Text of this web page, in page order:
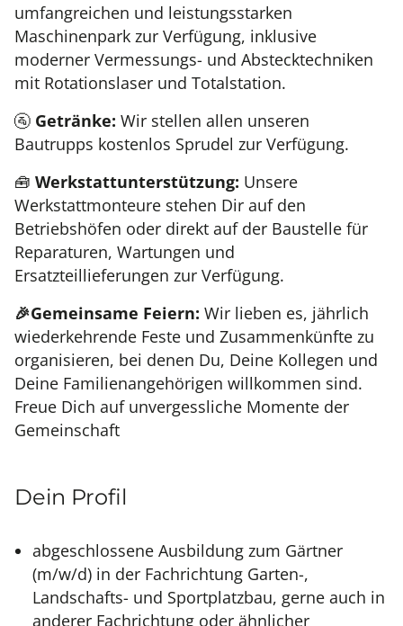
umfangreichen und leistungsstarken
Maschinenpark zur Verfügung, inklusive
moderner Vermessungs- und Abstecktechniken
mit Rotationslaser und Totalstation.
🚰 Getränke: Wir stellen allen unseren
Bautrupps kostenlos Sprudel zur Verfügung.
🧰 Werkstattunterstützung: Unsere
Werkstattmonteure stehen Dir auf den
Betriebshöfen oder direkt auf der Baustelle für
Reparaturen, Wartungen und
Ersatzteillieferungen zur Verfügung.
🎉Gemeinsame Feiern: Wir lieben es, jährlich
wiederkehrende Feste und Zusammenkünfte zu
organisieren, bei denen Du, Deine Kollegen und
Deine Familienangehörigen willkommen sind.
Freue Dich auf unvergessliche Momente der
Gemeinschaft
Dein Profil
abgeschlossene Ausbildung zum Gärtner
(m/w/d) in der Fachrichtung Garten-,
Landschafts- und Sportplatzbau, gerne auch in
anderer Fachrichtung oder ähnlicher